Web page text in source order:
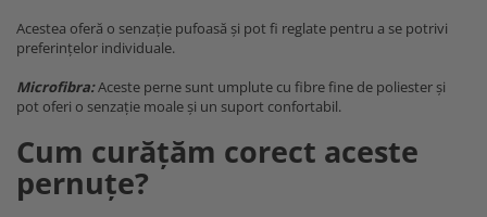
Acestea oferă o senzație pufoasă și pot fi reglate pentru a se potrivi
preferințelor individuale.
Microfibra:Aceste perne sunt umplute cu fibre fine de poliester și
pot oferi o senzație moale și un suport confortabil.
Cum curățăm corect aceste
pernuțe?